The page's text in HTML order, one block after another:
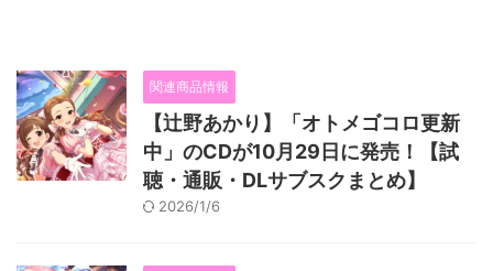
関連商品情報
【辻野あかり】「オトメゴコロ更新
中」のCDが10月29日に発売！【試
聴・通販・DLサブスクまとめ】
2026/1/6